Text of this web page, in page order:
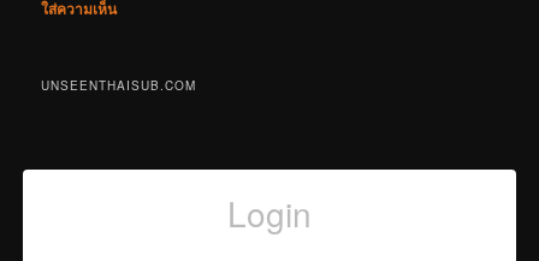
ใส่ความเห็น
UNSEENTHAISUB.COM
Login